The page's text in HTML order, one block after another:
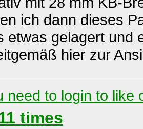
ich dann dieses
etwas gelagert und
hier zur
need to login to like
times